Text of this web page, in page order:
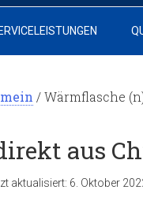
/Wärmflasche
aus
aktualisiert: 6. Oktober